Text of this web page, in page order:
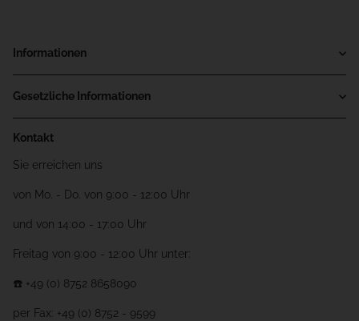
Informationen
Gesetzliche Informationen
Kontakt
Sie erreichen uns
von Mo. - Do. von 9:00 - 12:00 Uhr
und von 14:00 - 17:00 Uhr
Freitag von 9:00 - 12:00 Uhr unter:
☎️ +49 (0) 8752 8658090
per Fax: +49 (0) 8752 - 9599